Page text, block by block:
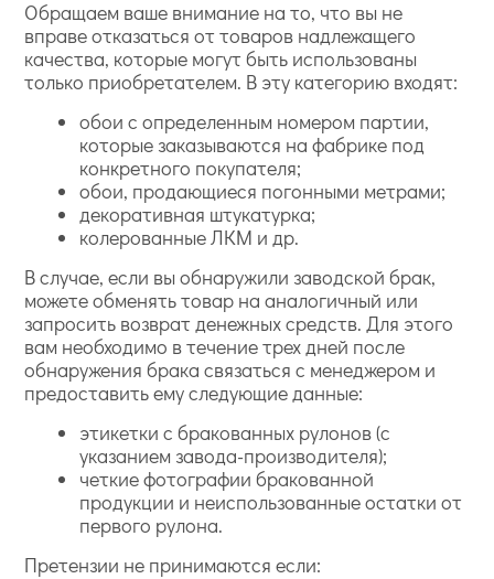
Обращаем ваше внимание на то, что вы не
вправе отказаться от товаров надлежащего
качества, которые могут быть использованы
только приобретателем. В эту категорию входят:
обои с определенным номером партии,
которые заказываются на фабрике под
конкретного покупателя;
обои, продающиеся погонными метрами;
декоративная штукатурка;
колерованные ЛКМ и др.
В случае, если вы обнаружили заводской брак,
можете обменять товар на аналогичный или
запросить возврат денежных средств. Для этого
вам необходимо в течение трех дней после
обнаружения брака связаться с менеджером и
предоставить ему следующие данные:
этикетки с бракованных рулонов (с
указанием завода-производителя);
четкие фотографии бракованной
продукции и неиспользованные остатки от
первого рулона.
Претензии не принимаются если: